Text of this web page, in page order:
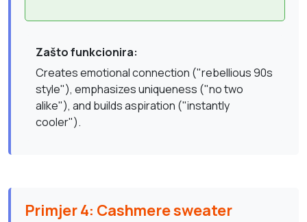
Zašto funkcionira:
Creates emotional connection ("rebellious 90s
style"), emphasizes uniqueness ("no two
alike"), and builds aspiration ("instantly
cooler").
Primjer 4: Cashmere sweater